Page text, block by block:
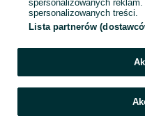
spersonalizowanych
spersonalizowanych treści.
Lista partnerów